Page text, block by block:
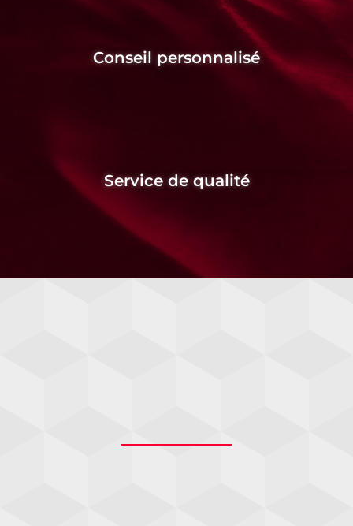
Conseil personnalisé
Service de qualité